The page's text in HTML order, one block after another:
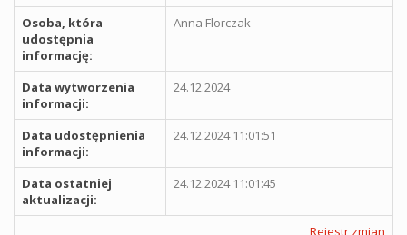
Osoba, która
udostępnia
informację:
Anna Florczak
Data wytworzenia
informacji:
24.12.2024
Data udostępnienia
informacji:
24.12.2024 11:01:51
Data ostatniej
aktualizacji:
24.12.2024 11:01:45
Rejestr zmian